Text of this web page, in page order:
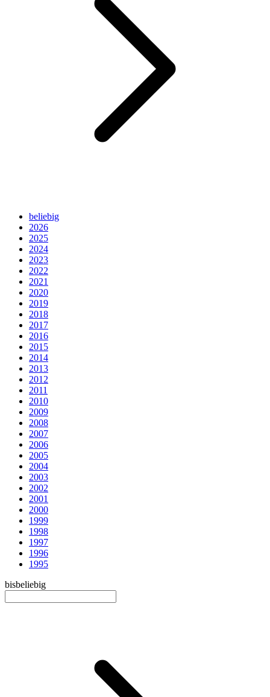
beliebig
2026
2025
2024
2023
2022
2021
2020
2019
2018
2017
2016
2015
2014
2013
2012
2011
2010
2009
2008
2007
2006
2005
2004
2003
2002
2001
2000
1999
1998
1997
1996
1995
bisbeliebig